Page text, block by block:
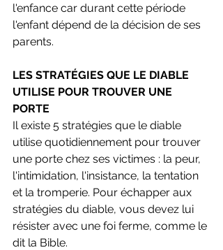
l'enfance car durant cette période
l'enfant dépend de la décision de ses
parents.
LES STRATÉGIES QUE LE DIABLE
UTILISE POUR TROUVER UNE
PORTE
Il existe 5 stratégies que le diable
utilise quotidiennement pour trouver
une porte chez ses victimes : la peur,
l'intimidation, l'insistance, la tentation
et la tromperie. Pour échapper aux
stratégies du diable, vous devez lui
résister avec une foi ferme, comme le
dit la Bible.